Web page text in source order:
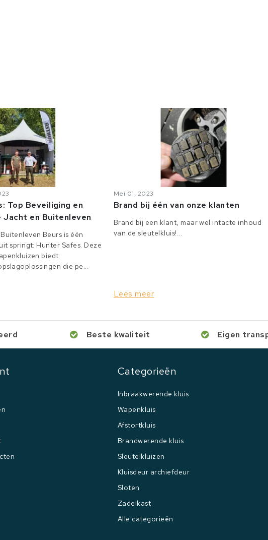
Top Beveiliging en
Jacht en Buitenleven
Beurs is één
springt: Hunter Safes. Deze
biedt
die pe...
Mei 01, 2023
Brand bij één van onze klanten
Brand bij een klant, maar wel intacte inhoud
van de sleutelkluis!...
Lees meer
Beste kwaliteit Eigen
Categorieën
Inbraakwerende kluis
Wapenkluis
Afstortkluis
Brandwerende kluis
Sleutelkluizen
Kluisdeur archiefdeur
Sloten
Zadelkast
Alle categorieën